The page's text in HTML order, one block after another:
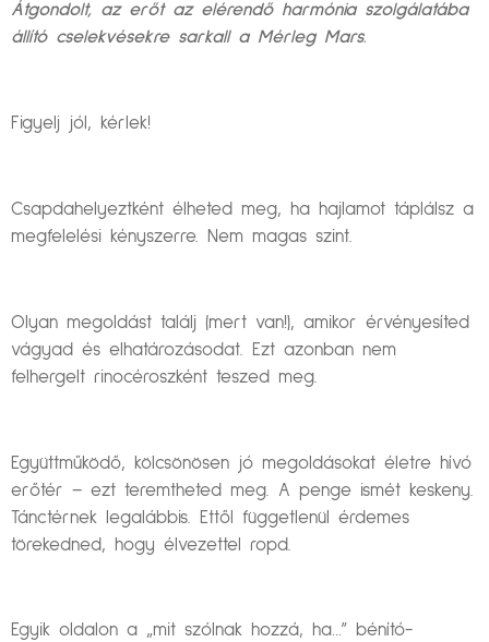
Átgondolt, az erőt az elérendő harmónia szolgálatába
állító cselekvésekre sarkall a Mérleg Mars.
Figyelj jól, kérlek!
Csapdahelyeztként élheted meg, ha hajlamot táplálsz a
megfelelési kényszerre. Nem magas szint.
Olyan megoldást találj (mert van!), amikor érvényesíted
vágyad és elhatározásodat. Ezt azonban nem
felhergelt rinocéroszként teszed meg.
Együttműködő, kölcsönösen jó megoldásokat életre hívó
erőtér – ezt teremtheted meg. A penge ismét keskeny.
Tánctérnek legalábbis. Ettől függetlenül érdemes
törekedned, hogy élvezettel ropd.
Egyik oldalon a „mit szólnak hozzá, ha…” bénító-